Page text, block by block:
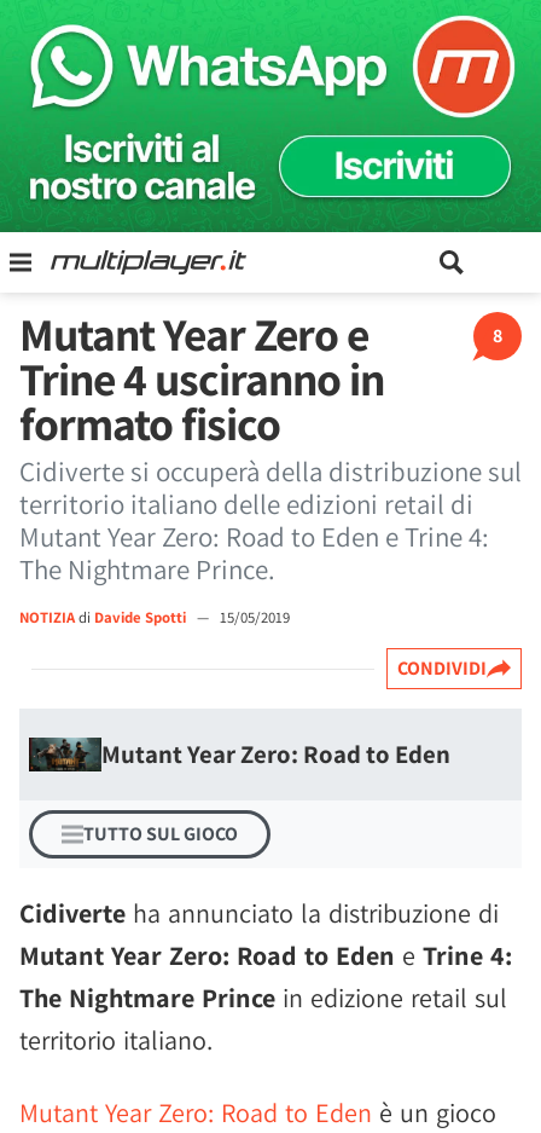
8
Mutant Year Zero e
Trine 4 usciranno in
formato fisico
Cidiverte si occuperà della distribuzione sul
territorio italiano delle edizioni retail di
Mutant Year Zero: Road to Eden e Trine 4:
The Nightmare Prince.
NOTIZIAdi Davide Spotti — 15/05/2019
CONDIVIDI
Mutant Year Zero: Road to Eden
TUTTO SUL GIOCO
Cidiverte ha annunciato la distribuzione di
Mutant Year Zero: Road to Eden e Trine 4:
The Nightmare Prince in edizione retail sul
territorio italiano.
Mutant Year Zero: Road to Eden è un gioco